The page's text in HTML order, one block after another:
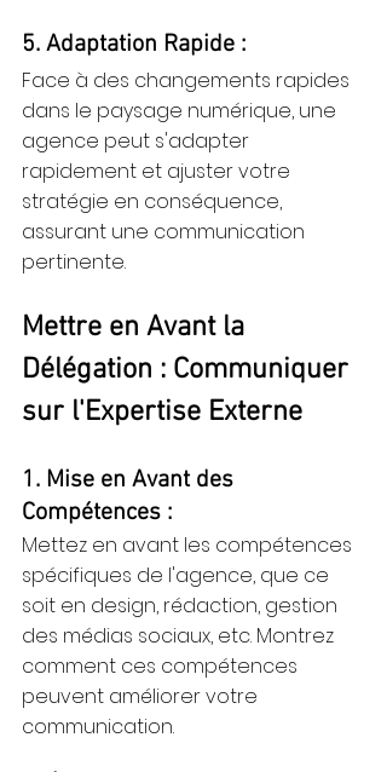
5. Adaptation Rapide :
Face à des changements rapides
dans le paysage numérique, une
agence peut s'adapter
rapidement et ajuster votre
stratégie en conséquence,
assurant une communication
pertinente.
Mettre en Avant la
Délégation : Communiquer
sur l'Expertise Externe
1. Mise en Avant des
Compétences :
Mettez en avant les compétences
spécifiques de l'agence, que ce
soit en design, rédaction, gestion
des médias sociaux, etc. Montrez
comment ces compétences
peuvent améliorer votre
communication.